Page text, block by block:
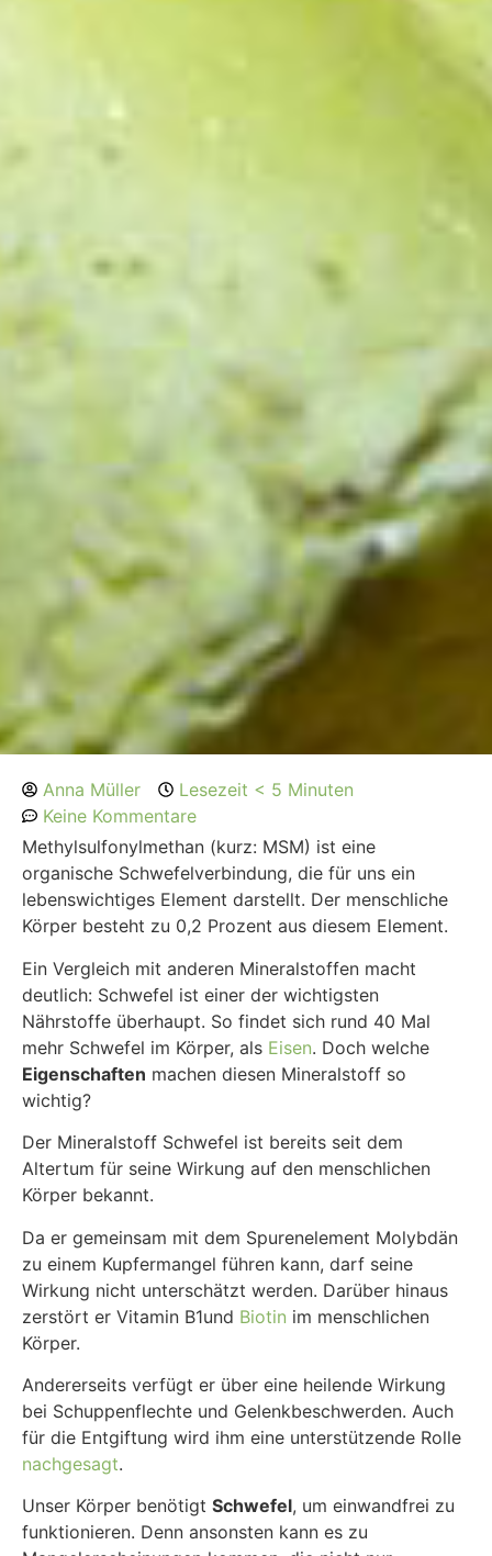
Anna Müller
Lesezeit < 5 Minuten
Keine Kommentare
Methylsulfonylmethan (kurz: MSM) ist eine
organische Schwefelverbindung, die für uns ein
lebenswichtiges Element darstellt. Der menschliche
Körper besteht zu 0,2 Prozent aus diesem Element.
Ein Vergleich mit anderen Mineralstoffen macht
deutlich: Schwefel ist einer der wichtigsten
Nährstoffe überhaupt. So findet sich rund 40 Mal
mehr Schwefel im Körper, als Eisen. Doch welche
Eigenschaften machen diesen Mineralstoff so
wichtig?
Der Mineralstoff Schwefel ist bereits seit dem
Altertum für seine Wirkung auf den menschlichen
Körper bekannt.
Da er gemeinsam mit dem Spurenelement Molybdän
zu einem Kupfermangel führen kann, darf seine
Wirkung nicht unterschätzt werden. Darüber hinaus
zerstört er Vitamin B1und Biotin im menschlichen
Körper.
Andererseits verfügt er über eine heilende Wirkung
bei Schuppenflechte und Gelenkbeschwerden. Auch
für die Entgiftung wird ihm eine unterstützende Rolle
nachgesagt.
Unser Körper benötigt Schwefel, um einwandfrei zu
funktionieren. Denn ansonsten kann es zu